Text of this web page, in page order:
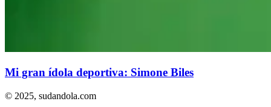
Mi gran ídola deportiva: Simone Biles
© 2025, sudandola.com